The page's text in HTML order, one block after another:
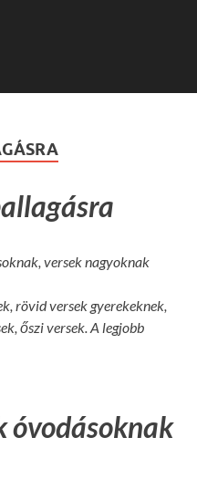
versek nagyoknak
rövid versek gyerekeknek,
őszi versek. A legjobb
óvodásoknak